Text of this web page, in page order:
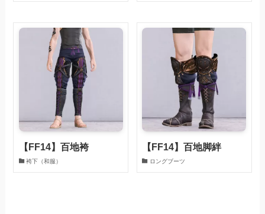
【FF14】百地袴
袴下（和服）
【FF14】百地脚絆
ロングブーツ